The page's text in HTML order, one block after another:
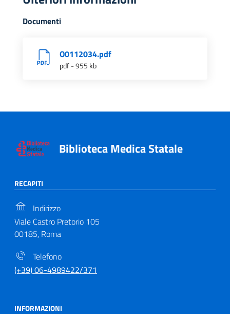
Documenti
O0112034.pdf
pdf - 955 kb
Biblioteca Medica Statale
RECAPITI
Indirizzo
Viale Castro Pretorio 105
00185, Roma
Telefono
(+39) 06-4989422/371
INFORMAZIONI